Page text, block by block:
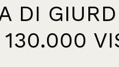
DI